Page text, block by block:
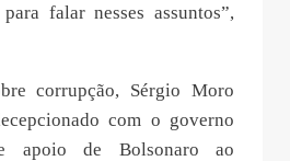
falar nesses assuntos”,
corrupção, Sérgio Moro
com o governo
apoio de Bolsonaro ao